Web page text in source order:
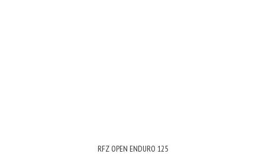
RFZ OPEN ENDURO 125